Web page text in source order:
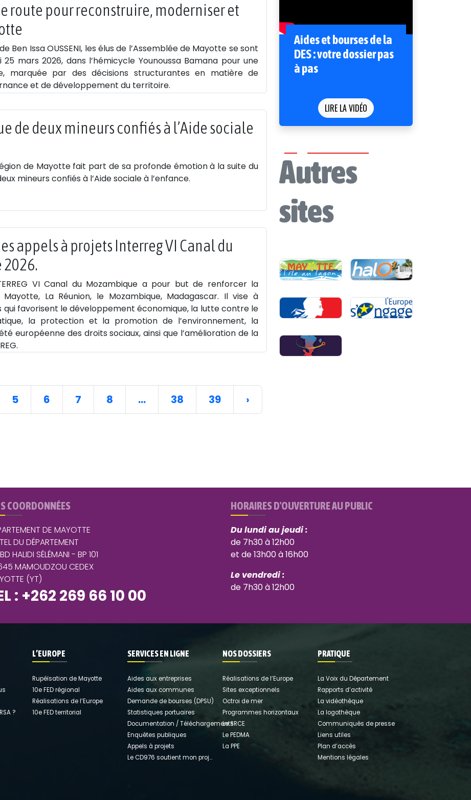
route pour reconstruire, moderniser et
Ben Issa OUSSENI, les élus de l’Assemblée de Mayotte se sont
mars 2026, dans l’hémicycle Younoussa Bamana pour une
marquée par des décisions structurantes en matière de
et de développement du territoire.
de deux mineurs confiés à l’Aide sociale
de Mayotte fait part de sa profonde émotion à la suite du
mineurs confiés à l’Aide sociale à l’enfance.
appels à projets Interreg VI Canal du
VI Canal du Mozambique a pour but de renforcer la
La Réunion, le Mozambique, Madagascar. Il vise à
qui favorisent le développement économique, la lutte contre le
la protection et la promotion de l’environnement, la
européenne des droits sociaux, ainsi que l’amélioration de la
5 6 7 8 ... 38 39 ›
Aides et bourses de la
DES : votre dossier pas
à pas
LIRE LA VIDÉO
Autres
sites
COORDONNÉES
DE MAYOTTE
DU DÉPARTEMENT
BD HALIDI SÉLÉMANI - BP 101
MAMOUDZOU CEDEX
(YT)
: +262 269 66 10 00
HORAIRES D'OUVERTURE AU PUBLIC
Du lundi au jeudi :
de 7h30 à 12h00
et de 13h00 à 16h00
Le vendredi :
de 7h30 à 12h00
?
L’EUROPE
Rupéïsation de Mayotte
10e FED régional
Réalisations de l’Europe
10e FED territorial
SERVICES EN LIGNE
Aides aux entreprises
Aides aux communes
Demande de bourses (DPSU)
Statistiques portuaires
Documentation / Téléchargements
Enquêtes publiques
Appels à projets
Le CD976 soutient mon projet
NOS DOSSIERS
Réalisations de l’Europe
Sites exceptionnels
Octroi de mer
Programmes horizontaux
Le SRCE
Le PEDMA
La PPE
PRATIQUE
La Voix du Département
Rapports d’activité
La vidéothèque
La logothèque
Communiqués de presse
Liens utiles
Plan d’accès
Mentions légales